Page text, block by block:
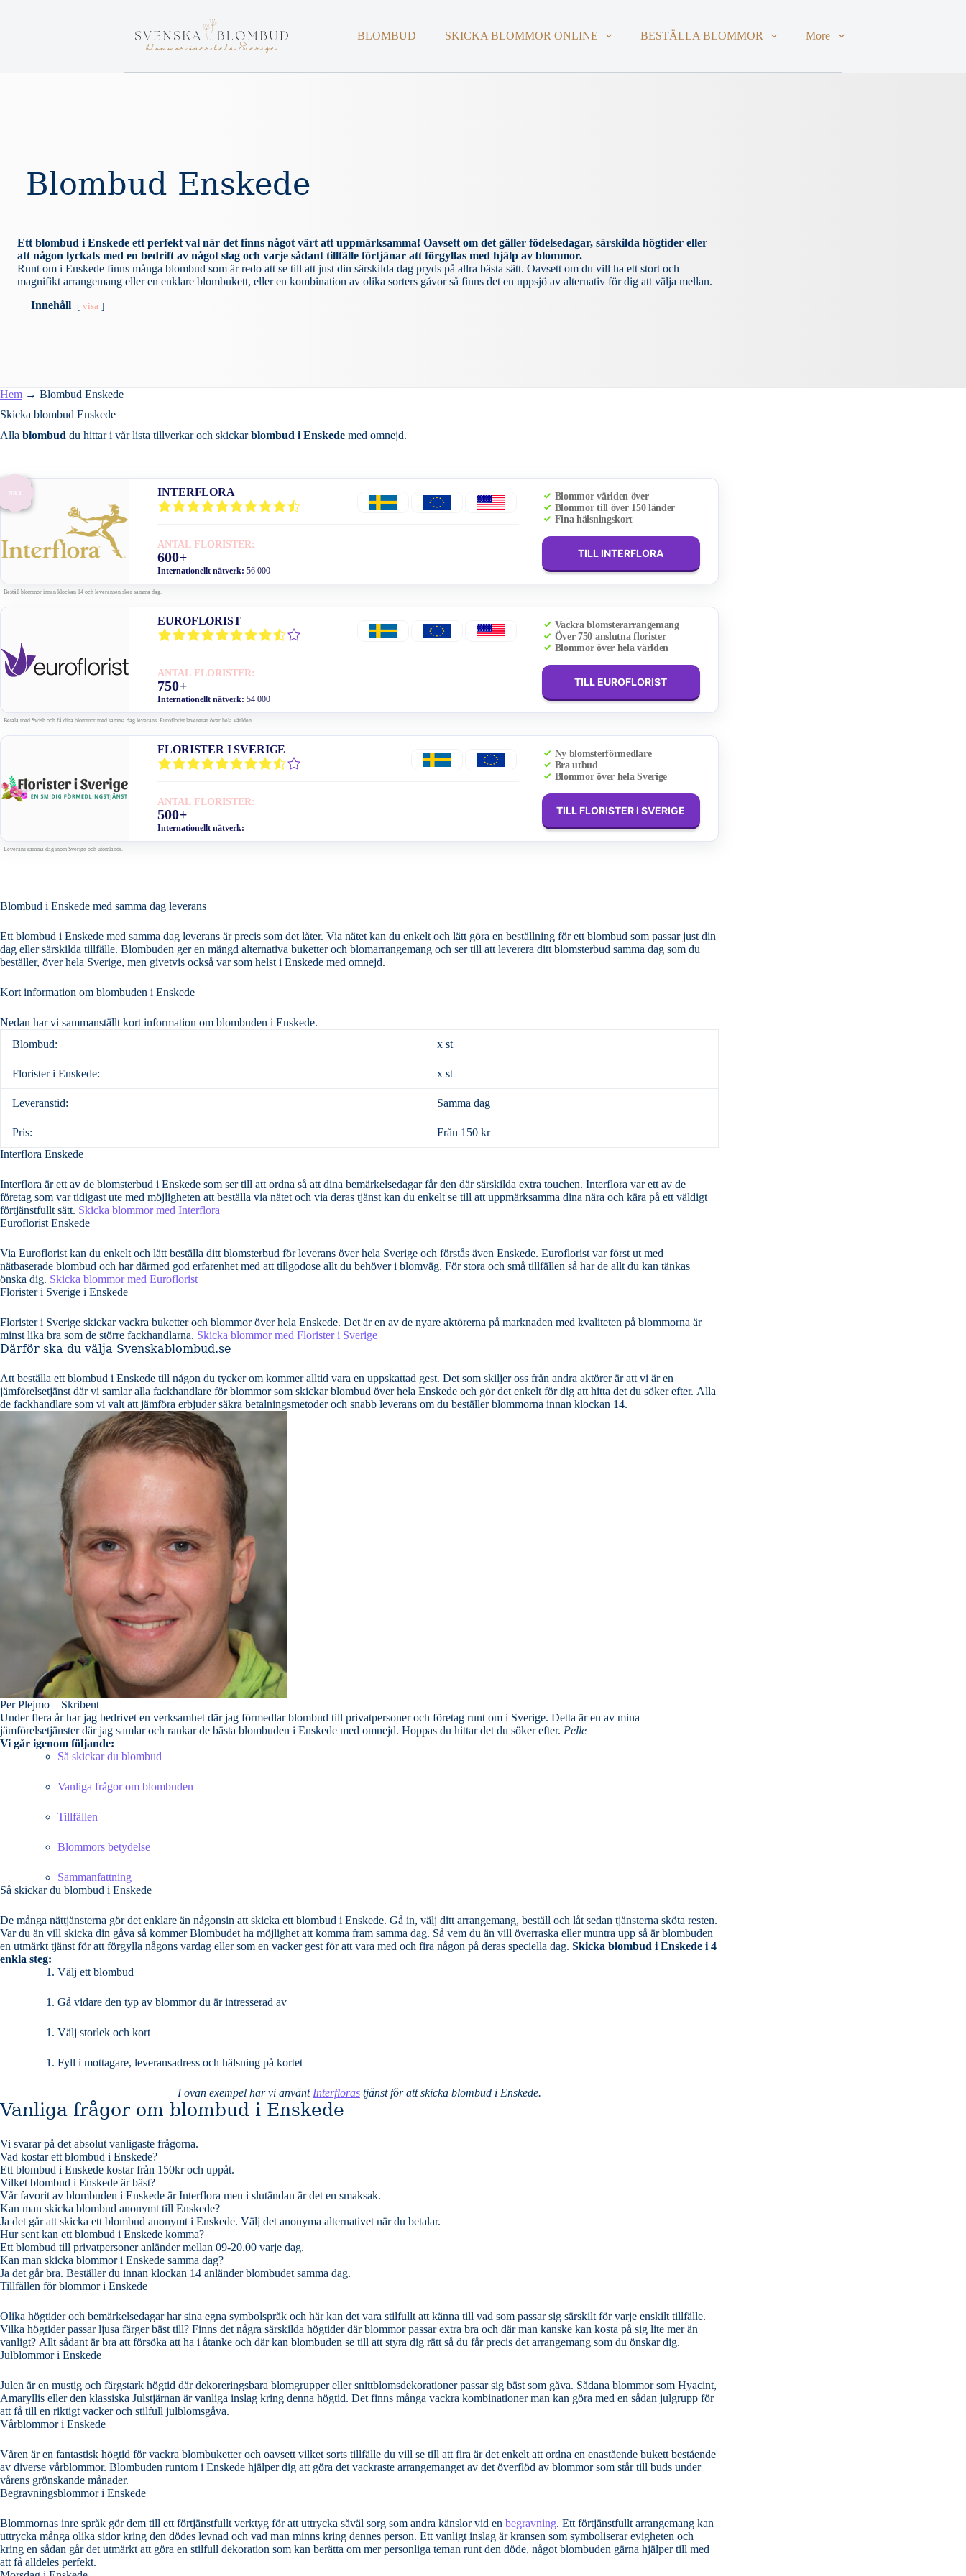
BLOMBUD SKICKA BLOMMOR ONLINE BESTÄLLA BLOMMOR More
Blombud Enskede
Ett blombud i Enskede ett perfekt val när det finns något värt att uppmärksamma! Oavsett om det gäller födelsedagar, särskilda högtider eller
att någon lyckats med en bedrift av något slag och varje sådant tillfälle förtjänar att förgyllas med hjälp av blommor.
Runt om i Enskede finns många blombud som är redo att se till att just din särskilda dag pryds på allra bästa sätt. Oavsett om du vill ha ett stort och
magnifikt arrangemang eller en enklare blombukett, eller en kombination av olika sorters gåvor så finns det en uppsjö av alternativ för dig att välja mellan.
Innehåll
visa
Hem → Blombud Enskede
Skicka blombud Enskede
Alla blombud du hittar i vår lista tillverkar och skickarblombud i Enskede med omnejd.
NR 1 INTERFLORA
ANTAL FLORISTER:
600+
Internationellt nätverk:56 000
Blommor världen över
Blommor till över 150 länder
Fina hälsningskort
TILL INTERFLORA
Beställ blommor innan klockan 14 och leveransen sker samma dag.
EUROFLORIST
ANTAL FLORISTER:
750+
Internationellt nätverk:54 000
Vackra blomsterarrangemang
Över 750 anslutna florister
Blommor över hela världen
TILL EUROFLORIST
Betala med Swish och få dina blommor med samma dag leverans. Euroflorist levererar över hela världen.
FLORISTER I SVERIGE
ANTAL FLORISTER:
500+
Internationellt nätverk:-
Ny blomsterförmedlare
Bra utbud
Blommor över hela Sverige
TILL FLORISTER I SVERIGE
Leverans samma dag inom Sverige och utomlands.
Blombud i Enskede med samma dag leverans
Ett blombud i Enskede med samma dag leverans är precis som det låter. Via nätet kan du enkelt och lätt göra en beställning för ett blombud som passar just din
dag eller särskilda tillfälle. Blombuden ger en mängd alternativa buketter och blomarrangemang och ser till att leverera ditt blomsterbud samma dag som du
beställer, över hela Sverige, men givetvis också var som helst i Enskede med omnejd.
Kort information om blombuden i Enskede
Nedan har vi sammanställt kort information om blombuden i Enskede.
Blombud:
x st
Florister i Enskede: x st
Leveranstid: Samma dag
Pris:
Från 150 kr
Interflora Enskede
Interflora är ett av de blomsterbud i Enskede som ser till att ordna så att dina bemärkelsedagar får den där särskilda extra touchen. Interflora var ett av de
företag som var tidigast ute med möjligheten att beställa via nätet och via deras tjänst kan du enkelt se till att uppmärksamma dina nära och kära på ett väldigt
förtjänstfullt sätt. Skicka blommor med Interflora
Euroflorist Enskede
Via Euroflorist kan du enkelt och lätt beställa ditt blomsterbud för leverans över hela Sverige och förstås även Enskede. Euroflorist var först ut med
nätbaserade blombud och har därmed god erfarenhet med att tillgodose allt du behöver i blomväg. För stora och små tillfällen så har de allt du kan tänkas
önska dig. Skicka blommor med Euroflorist
Florister i Sverige i Enskede
Florister i Sverige skickar vackra buketter och blommor över hela Enskede. Det är en av de nyare aktörerna på marknaden med kvaliteten på blommorna är
minst lika bra som de större fackhandlarna. Skicka blommor med Florister i Sverige
Därför ska du välja Svenskablombud.se
Att beställa ett blombud i Enskede till någon du tycker om kommer alltid vara en uppskattad gest. Det som skiljer oss från andra aktörer är att vi är en
jämförelsetjänst där vi samlar alla fackhandlare för blommor som skickar blombud över hela Enskede och gör det enkelt för dig att hitta det du söker efter. Alla
de fackhandlare som vi valt att jämföra erbjuder säkra betalningsmetoder och snabb leverans om du beställer blommorna innan klockan 14.
Per Plejmo – Skribent
Under flera år har jag bedrivet en verksamhet där jag förmedlar blombud till privatpersoner och företag runt om i Sverige. Detta är en av mina
jämförelsetjänster där jag samlar och rankar de bästa blombuden i Enskede med omnejd. Hoppas du hittar det du söker efter. Pelle
Vi går igenom följande:
Så skickar du blombud
Vanliga frågor om blombuden
Tillfällen
Blommors betydelse
Sammanfattning
Så skickar du blombud i Enskede
De många nättjänsterna gör det enklare än någonsin att skicka ett blombud i Enskede. Gå in, välj ditt arrangemang, beställ och låt sedan tjänsterna sköta resten.
Var du än vill skicka din gåva så kommer Blombudet ha möjlighet att komma fram samma dag. Så vem du än vill överraska eller muntra upp så är blombuden
en utmärkt tjänst för att förgylla någons vardag eller som en vacker gest för att vara med och fira någon på deras speciella dag. Skicka blombud i Enskede i 4
enkla steg:
Välj ett blombud
Gå vidare den typ av blommor du är intresserad av
Välj storlek och kort
Fyll i mottagare, leveransadress och hälsning på kortet
I ovan exempel har vi använt Interfloras tjänst för att skicka blombud i Enskede.
Vanliga frågor om blombud i Enskede
Vi svarar på det absolut vanligaste frågorna.
Vad kostar ett blombud i Enskede?
Ett blombud i Enskede kostar från 150kr och uppåt.
Vilket blombud i Enskede är bäst?
Vår favorit av blombuden i Enskede är Interflora men i slutändan är det en smaksak.
Kan man skicka blombud anonymt till Enskede?
Ja det går att skicka ett blombud anonymt i Enskede. Välj det anonyma alternativet när du betalar.
Hur sent kan ett blombud i Enskede komma?
Ett blombud till privatpersoner anländer mellan 09-20.00 varje dag.
Kan man skicka blommor i Enskede samma dag?
Ja det går bra. Beställer du innan klockan 14 anländer blombudet samma dag.
Tillfällen för blommor i Enskede
Olika högtider och bemärkelsedagar har sina egna symbolspråk och här kan det vara stilfullt att känna till vad som passar sig särskilt för varje enskilt tillfälle.
Vilka högtider passar ljusa färger bäst till? Finns det några särskilda högtider där blommor passar extra bra och där man kanske kan kosta på sig lite mer än
vanligt? Allt sådant är bra att försöka att ha i åtanke och där kan blombuden se till att styra dig rätt så du får precis det arrangemang som du önskar dig.
Julblommor i Enskede
Julen är en mustig och färgstark högtid där dekoreringsbara blomgrupper eller snittblomsdekorationer passar sig bäst som gåva. Sådana blommor som Hyacint,
Amaryllis eller den klassiska Julstjärnan är vanliga inslag kring denna högtid. Det finns många vackra kombinationer man kan göra med en sådan julgrupp för
att få till en riktigt vacker och stilfull julblomsgåva.
Vårblommor i Enskede
Våren är en fantastisk högtid för vackra blombuketter och oavsett vilket sorts tillfälle du vill se till att fira är det enkelt att ordna en enastående bukett bestående
av diverse vårblommor. Blombuden runtom i Enskede hjälper dig att göra det vackraste arrangemanget av det överflöd av blommor som står till buds under
vårens grönskande månader.
Begravningsblommor i Enskede
Blommornas inre språk gör dem till ett förtjänstfullt verktyg för att uttrycka såväl sorg som andra känslor vid en begravning. Ett förtjänstfullt arrangemang kan
uttrycka många olika sidor kring den dödes levnad och vad man minns kring dennes person. Ett vanligt inslag är kransen som symboliserar evigheten och
kring en sådan går det utmärkt att göra en stilfull dekoration som kan berätta om mer personliga teman runt den döde, något blombuden gärna hjälper till med
att få alldeles perfekt.